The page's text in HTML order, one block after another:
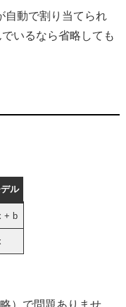
自動で割り当てられ
いるなら省略しても
ル
+ b
）で問題ありませ